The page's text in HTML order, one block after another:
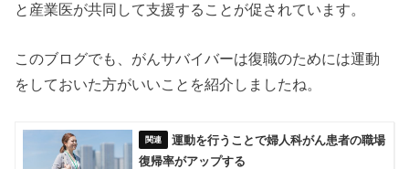
と産業医が共同して支援することが促されています。
このブログでも、がんサバイバーは復職のためには運動
をしておいた方がいいことを紹介しましたね。
運動を行うことで婦人科がん患者の職場
復帰率がアップする